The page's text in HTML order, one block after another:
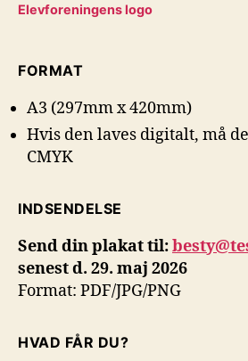
Elevforeningens logo
FORMAT
A3 (297mm x 420mm)
Hvis den laves digitalt, må
CMYK
INDSENDELSE
Send din plakat til:
senest d. 29. maj 2026
Format: PDF/JPG/PNG
HVAD FÅR DU?